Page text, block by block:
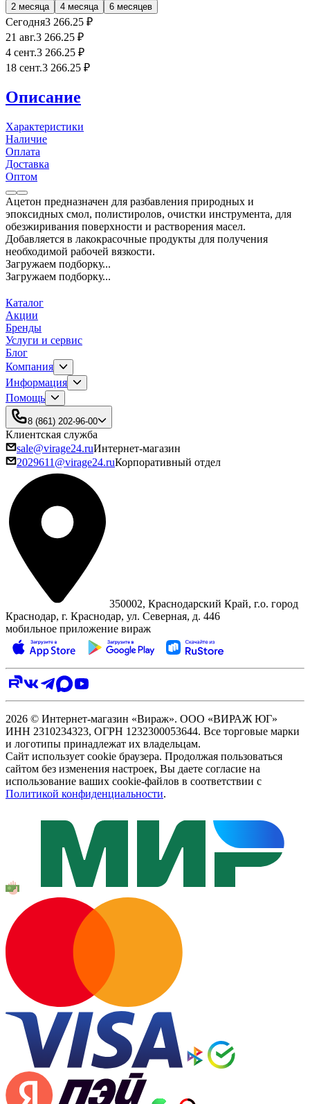
2 месяца 4 месяца 6 месяцев
Сегодня3 266.25 ₽
21 авг.3 266.25 ₽
4 сент.3 266.25 ₽
18 сент.3 266.25 ₽
Описание
Характеристики
Наличие
Оплата
Доставка
Оптом
Ацетон предназначен для разбавления природных и
эпоксидных смол, полистиролов, очистки инструмента, для
обезжиривания поверхности и растворения масел.
Добавляется в лакокрасочные продукты для получения
необходимой рабочей вязкости.
Загружаем подборку...
Загружаем подборку...
Каталог
Акции
Бренды
Услуги и сервис
Блог
Компания
Информация
Помощь
8 (861) 202-96-00
Клиентская служба
sale@virage24.ruИнтернет-магазин
2029611@virage24.ruКорпоративный отдел
350002, Краснодарский Край, г.о. город
Краснодар, г. Краснодар, ул. Северная, д. 446
мобильное приложение вираж
2026 © Интернет-магазин «Вираж». ООО «ВИРАЖ ЮГ»
ИНН 2310234323, ОГРН 1232300053644. Все торговые марки
и логотипы принадлежат их владельцам.
Сайт использует cookie браузера. Продолжая пользоваться
сайтом без изменения настроек, Вы даете согласие на
использование ваших cookie-файлов в соответствии с
Политикой конфиденциальности.